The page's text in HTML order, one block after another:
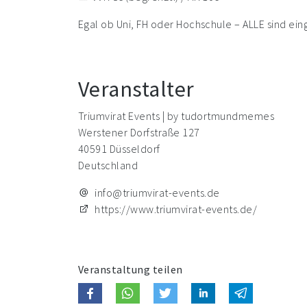
Egal ob Uni, FH oder Hochschule – ALLE sind
Veranstalter
Triumvirat Events | by tudortmundmemes
Werstener Dorfstraße 127
40591 Düsseldorf
Deutschland
info@triumvirat-events.de
https://www.triumvirat-events.de/
Veranstaltung teilen